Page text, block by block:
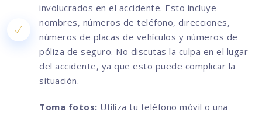
involucrados en el accidente. Esto incluye
nombres, números de teléfono, direcciones,
números de placas de vehículos y números de
póliza de seguro. No discutas la culpa en el lugar
del accidente, ya que esto puede complicar la
situación.
Toma fotos: Utiliza tu teléfono móvil o una